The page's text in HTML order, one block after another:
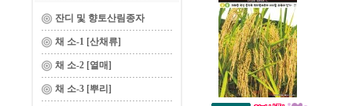
잔디 및 향토산림종자
채 소-1 [산채류]
채 소-2 [열매]
채 소-3 [뿌리]